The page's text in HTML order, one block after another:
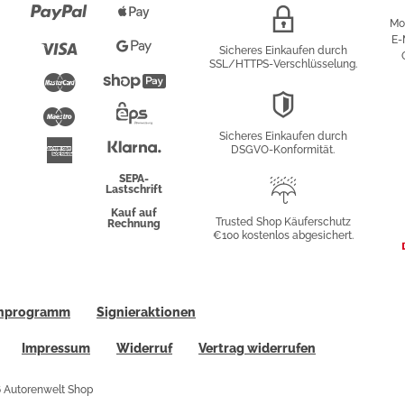
Paypal
Mastercard
Maestro
American
Express
Pay
PayShopify
Überweisung
SEPA-
Lastschrift
Kauf auf
Rechnung
Verschlüsselung
Sicheres Einkaufen durch
SSL/HTTPS-Verschlüsselung.
Sicheres Einkaufen durch
DSGVO-Konformität.
Käuferschutz
Trusted Shop Käuferschutz
€100 kostenlos abgesichert.
Signieraktionen
Impressum Widerruf Vertrag widerrufen
Shop